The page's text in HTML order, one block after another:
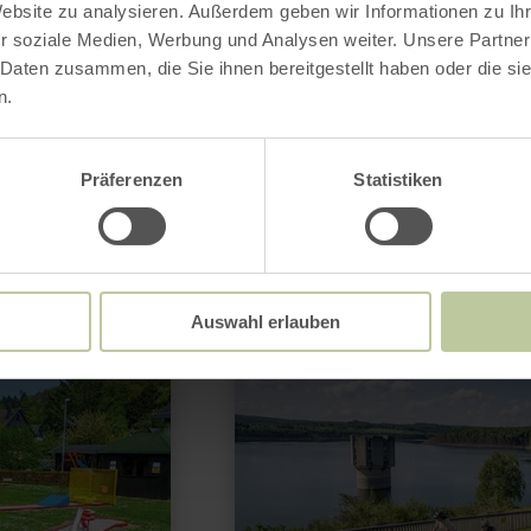
zu analysieren. Außerdem geben wir Informationen zu
soziale Medien, Werbung und Analysen weiter. Unsere
zusammen, die Sie ihnen bereitgestellt haben oder die
Präferenzen Statistiken
Auswahl erlauben
auch noch
sein
mehr
zu:
Gravel
Granit
Auf
Entdeckungstour
Wehebachtalsperre